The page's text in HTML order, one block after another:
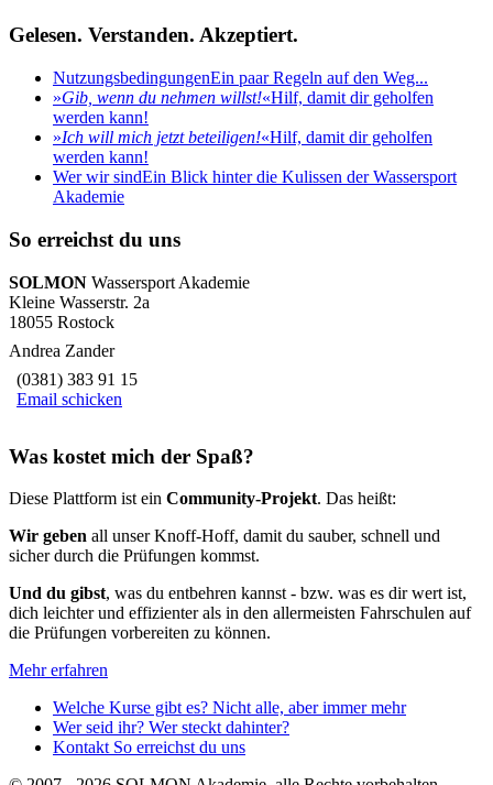
Gelesen. Verstanden. Akzeptiert.
NutzungsbedingungenEin paar Regeln auf den Weg...
»Gib, wenn du nehmen willst!«Hilf, damit dir geholfen
werden kann!
»Ich will mich jetzt beteiligen!«Hilf, damit dir geholfen
werden kann!
Wer wir sindEin Blick hinter die Kulissen der Wassersport
Akademie
So erreichst du uns
SOLMON Wassersport Akademie
Kleine Wasserstr. 2a
18055 Rostock
Andrea Zander
(0381) 383 91 15
Email schicken
Was kostet mich der Spaß?
Diese Plattform ist ein Community-Projekt. Das heißt:
Wir geben all unser Knoff-Hoff, damit du sauber, schnell und
sicher durch die Prüfungen kommst.
Und du gibst, was du entbehren kannst - bzw. was es dir wert ist,
dich leichter und effizienter als in den allermeisten Fahrschulen auf
die Prüfungen vorbereiten zu können.
Mehr erfahren
Welche Kurse gibt es? Nicht alle, aber immer mehr
Wer seid ihr? Wer steckt dahinter?
Kontakt So erreichst du uns